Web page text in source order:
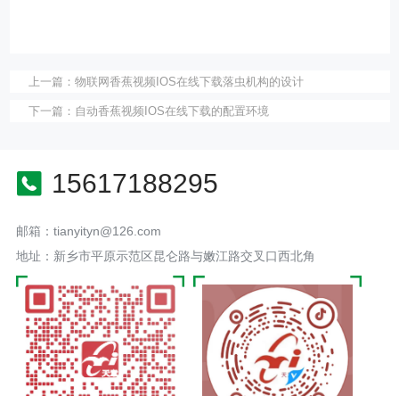
上一篇： 物联网香蕉视频IOS在线下载落虫机构的设计
下一篇： 自动香蕉视频IOS在线下载的配置环境
15617188295
邮箱：tianyityn@126.com
地址：新乡市平原示范区昆仑路与嫩江路交叉口西北角